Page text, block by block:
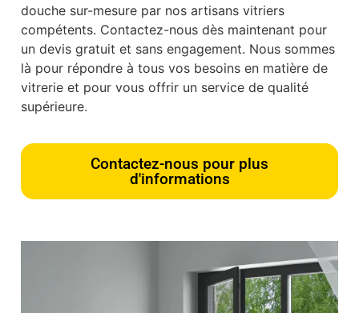
douche sur-mesure par nos artisans vitriers
compétents. Contactez-nous dès maintenant pour
un devis gratuit et sans engagement. Nous sommes
là pour répondre à tous vos besoins en matière de
vitrerie et pour vous offrir un service de qualité
supérieure.
Contactez-nous pour plus
d'informations